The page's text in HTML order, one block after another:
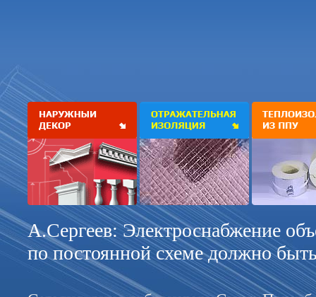
А.Сергеев: Электроснабжение
по постоянной схеме должно